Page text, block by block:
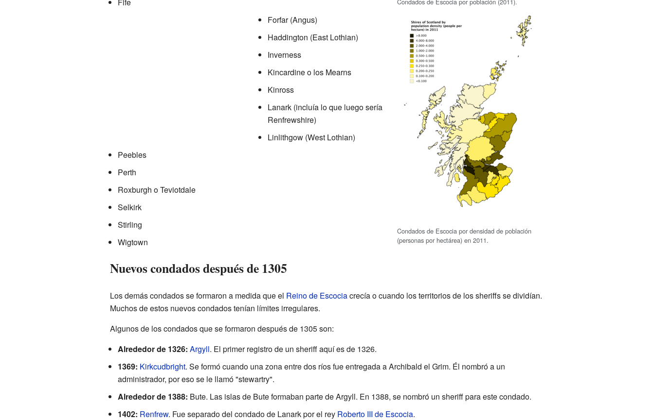
Condados de Escocia por densidad de población
(personas por hectárea) en 2011.
Forfar (Angus)
Haddington (East Lothian)
Inverness
Kincardine o los Mearns
Kinross
Lanark (incluía lo que luego sería
Renfrewshire)
Linlithgow (West Lothian)
Peebles
Perth
Roxburgh o Teviotdale
Selkirk
Stirling
Wigtown
Nuevos condados después de 1305
Los demás condados se formaron a medida que el Reino de Escociacrecía o cuando los territorios de los sheriffs se dividían.
Muchos de estos nuevos condados tenían límites irregulares.
Algunos de los condados que se formaron después de 1305 son:
Alrededor de 1326: Argyll. El primer registro de un sheriff aquí es de 1326.
1369: Kirkcudbright. Se formó cuando una zona entre dos ríos fue entregada a Archibald el Grim. Él nombró a un
administrador, por eso se le llamó "stewartry".
Alrededor de 1388: Bute. Las islas de Bute formaban parte de Argyll. En 1388, se nombró un sheriff para este condado.
1402: Renfrew. Fue separado del condado de Lanark por el rey Roberto III de Escocia.